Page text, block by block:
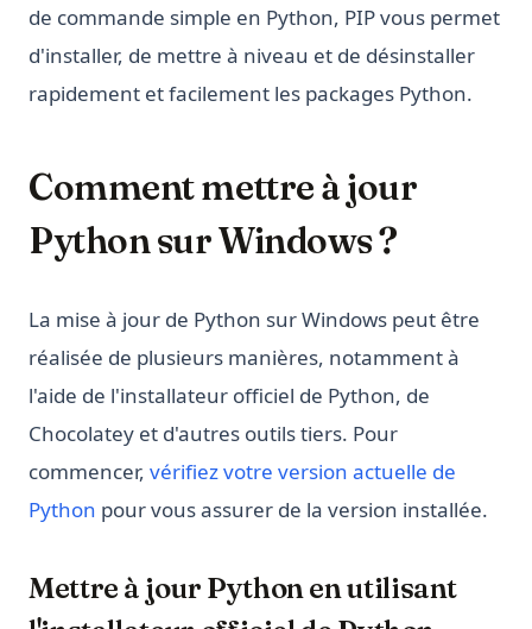
de commande simple en Python, PIP vous permet
d'installer, de mettre à niveau et de désinstaller
rapidement et facilement les packages Python.
Comment mettre à jour
Python sur Windows ?
La mise à jour de Python sur Windows peut être
réalisée de plusieurs manières, notamment à
l'aide de l'installateur officiel de Python, de
Chocolatey et d'autres outils tiers. Pour
commencer, vérifiez votre version actuelle de
Python pour vous assurer de la version installée.
Mettre à jour Python en utilisant